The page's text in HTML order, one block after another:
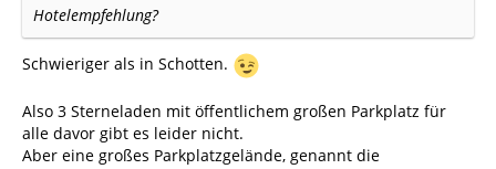
Hotelempfehlung?
Schwieriger als in Schotten.
Also 3 Sterneladen mit öffentlichem großen Parkplatz für
alle davor gibt es leider nicht.
Aber eine großes Parkplatzgelände, genannt die